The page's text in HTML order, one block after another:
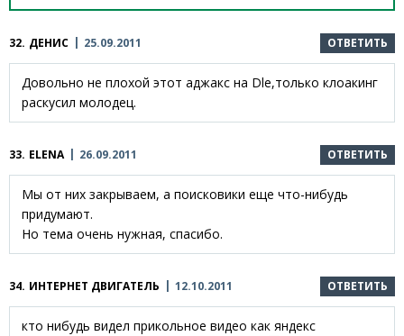
32. ДЕНИС 25.09.2011 ОТВЕТИТЬ
Довольно не плохой этот аджакс на Dle,только клоакинг
раскусил молодец.
33. ELENA 26.09.2011 ОТВЕТИТЬ
Мы от них закрываем, а поисковики еще что-нибудь
придумают.
Но тема очень нужная, спасибо.
34. ИНТЕРНЕТ ДВИГАТЕЛЬ 12.10.2011 ОТВЕТИТЬ
кто нибудь видел прикольное видео как яндекс